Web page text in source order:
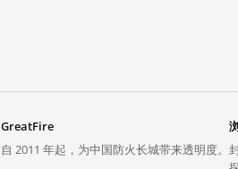
GreatFire
自 2011 年起，为中国防火长城带来透明度。